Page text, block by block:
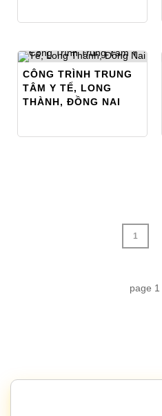
CÔNG TRÌNH TRUNG
TÂM Y TẾ, LONG
THÀNH, ĐỒNG NAI
1
page 1